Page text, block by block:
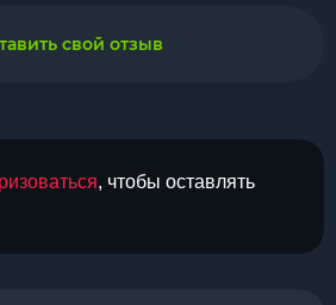
, чтобы оставлять
свой отзыв